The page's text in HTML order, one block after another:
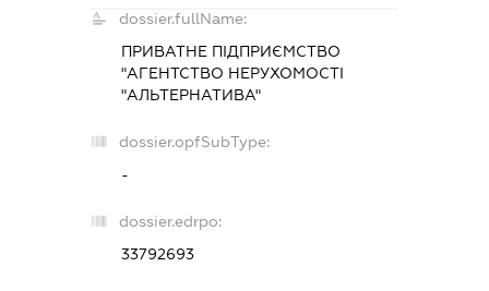
dossier.fullName:
ПРИВАТНЕ ПІДПРИЄМСТВО
"АГЕНТСТВО НЕРУХОМОСТІ
"АЛЬТЕРНАТИВА"
dossier.opfSubType:
-
dossier.edrpo:
33792693